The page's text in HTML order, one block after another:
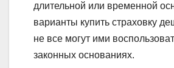
длительной или временной
варианты купить страховку
не все могут ими
законных основаниях.